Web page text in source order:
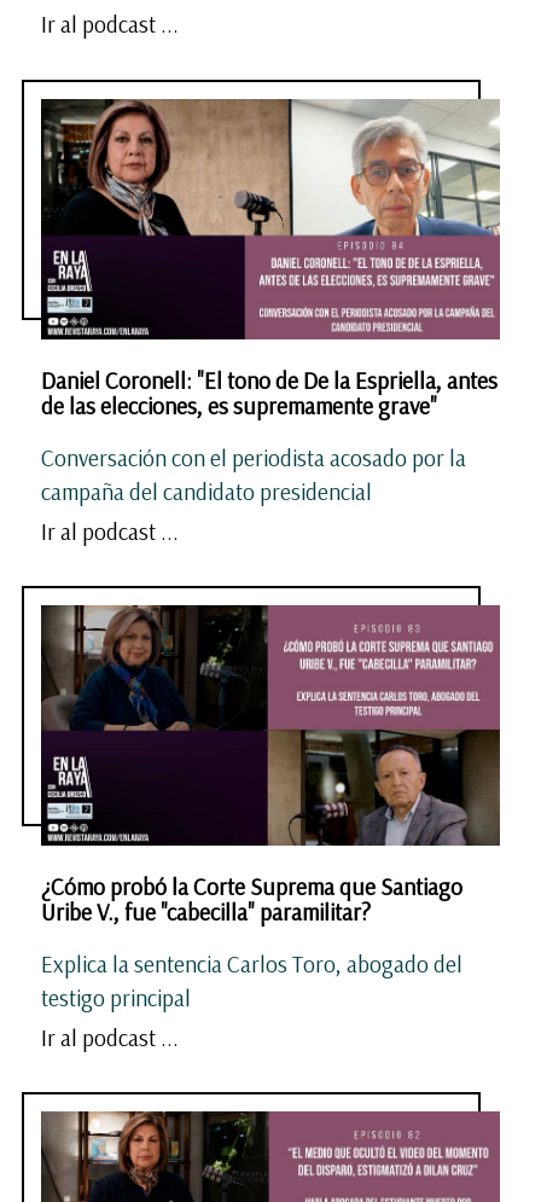
Ir al podcast ...
Daniel Coronell: "El tono de De la Espriella, antes
de las elecciones, es supremamente grave"
Conversación con el periodista acosado por la
campaña del candidato presidencial
Ir al podcast ...
¿Cómo probó la Corte Suprema que Santiago
Uribe V., fue "cabecilla" paramilitar?
Explica la sentencia Carlos Toro, abogado del
testigo principal
Ir al podcast ...